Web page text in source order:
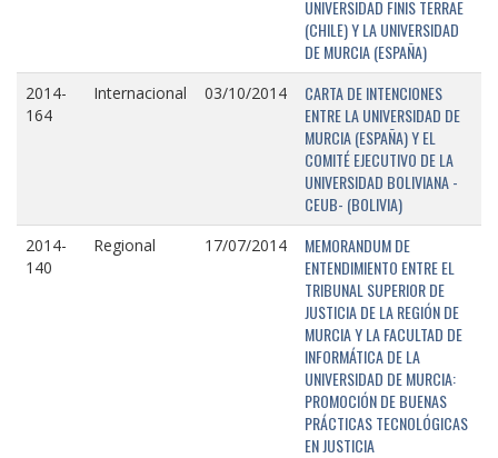
UNIVERSIDAD FINIS TERRAE
(CHILE) Y LA UNIVERSIDAD
DE MURCIA (ESPAÑA)
2014-
164
Internacional 03/10/2014
CARTA DE INTENCIONES
ENTRE LA UNIVERSIDAD DE
MURCIA (ESPAÑA) Y EL
COMITÉ EJECUTIVO DE LA
UNIVERSIDAD BOLIVIANA -
CEUB- (BOLIVIA)
2014-
140
Regional 17/07/2014
MEMORANDUM DE
ENTENDIMIENTO ENTRE EL
TRIBUNAL SUPERIOR DE
JUSTICIA DE LA REGIÓN DE
MURCIA Y LA FACULTAD DE
INFORMÁTICA DE LA
UNIVERSIDAD DE MURCIA:
PROMOCIÓN DE BUENAS
PRÁCTICAS TECNOLÓGICAS
EN JUSTICIA